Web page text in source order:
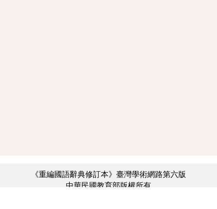
《重編國語辭典修訂本》臺灣學術網路第六版
中華民國教育部版權所有